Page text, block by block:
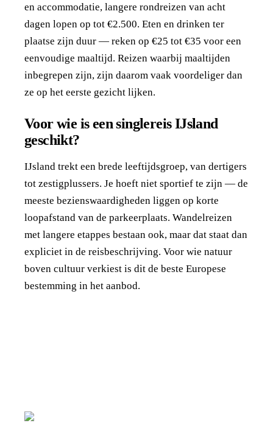
en accommodatie, langere rondreizen van acht
dagen lopen op tot €2.500. Eten en drinken ter
plaatse zijn duur — reken op €25 tot €35 voor een
eenvoudige maaltijd. Reizen waarbij maaltijden
inbegrepen zijn, zijn daarom vaak voordeliger dan
ze op het eerste gezicht lijken.
Voor wie is een singlereis IJsland
geschikt?
IJsland trekt een brede leeftijdsgroep, van dertigers
tot zestigplussers. Je hoeft niet sportief te zijn — de
meeste bezienswaardigheden liggen op korte
loopafstand van de parkeerplaats. Wandelreizen
met langere etappes bestaan ook, maar dat staat dan
expliciet in de reisbeschrijving. Voor wie natuur
boven cultuur verkiest is dit de beste Europese
bestemming in het aanbod.